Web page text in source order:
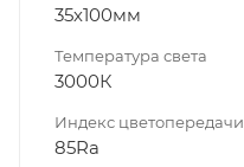
35х100мм
Температура света
3000К
Индекс цветопередачи
85Ra